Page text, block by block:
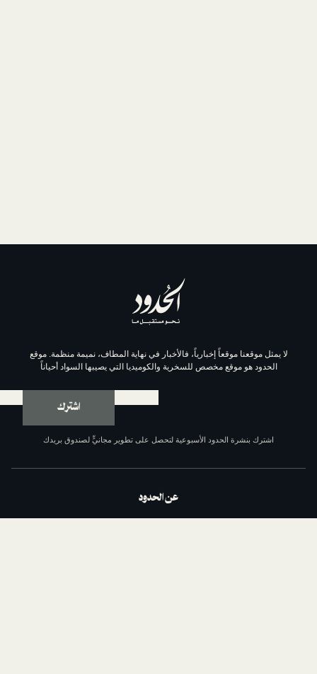
موقعاً إخبارياً، فالأخبار في نهاية المطاف، نميمة منظمة. موقع
مخصص للسخرية والكوميديا التي يصيبها السواد أحياناً
اشترك
الحدود الأسبوعية لتحصل على تطوير مجانيٍّ لصندوق بريدك